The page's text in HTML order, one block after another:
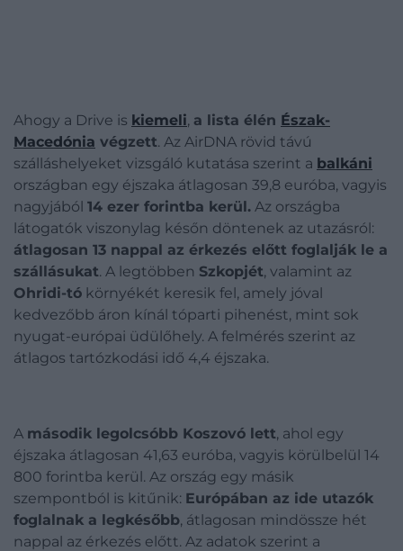
Ahogy a Drive is kiemeli, a lista élén Észak-
Macedónia végzett. Az AirDNA rövid távú
szálláshelyeket vizsgáló kutatása szerint a balkáni
országban egy éjszaka átlagosan 39,8 euróba, vagyis
nagyjából 14 ezer forintba kerül. Az országba
látogatók viszonylag későn döntenek az utazásról:
átlagosan 13 nappal az érkezés előtt foglalják le a
szállásukat. A legtöbben Szkopjét, valamint az
Ohridi-tó környékét keresik fel, amely jóval
kedvezőbb áron kínál tóparti pihenést, mint sok
nyugat-európai üdülőhely. A felmérés szerint az
átlagos tartózkodási idő 4,4 éjszaka.
A második legolcsóbb Koszovó lett, ahol egy
éjszaka átlagosan 41,63 euróba, vagyis körülbelül 14
800 forintba kerül. Az ország egy másik
szempontból is kitűnik: Európában az ide utazók
foglalnak a legkésőbb, átlagosan mindössze hét
nappal az érkezés előtt. Az adatok szerint a